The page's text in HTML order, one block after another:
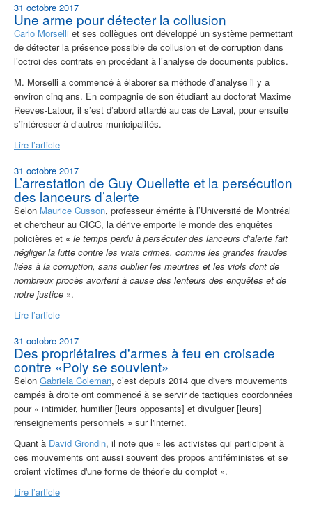
31 octobre 2017
Une arme pour détecter la collusion
Carlo Morselli et ses collègues ont développé un système permettant
de détecter la présence possible de collusion et de corruption dans
l’octroi des contrats en procédant à l’analyse de documents publics.
M. Morselli a commencé à élaborer sa méthode d’analyse il y a
environ cinq ans. En compagnie de son étudiant au doctorat Maxime
Reeves-Latour, il s’est d’abord attardé au cas de Laval, pour ensuite
s’intéresser à d’autres municipalités.
Lire l’article
31 octobre 2017
L’arrestation de Guy Ouellette et la persécution
des lanceurs d’alerte
Selon Maurice Cusson, professeur émérite à l’Université de Montréal
et chercheur au CICC, la dérive emporte le monde des enquêtes
policières et « le temps perdu à persécuter des lanceurs d’alerte fait
négliger la lutte contre les vrais crimes, comme les grandes fraudes
liées à la corruption, sans oublier les meurtres et les viols dont de
nombreux procès avortent à cause des lenteurs des enquêtes et de
notre justice ».
Lire l’article
31 octobre 2017
Des propriétaires d'armes à feu en croisade
contre «Poly se souvient»
Selon Gabriela Coleman, c’est depuis 2014 que divers mouvements
campés à droite ont commencé à se servir de tactiques coordonnées
pour « intimider, humilier [leurs opposants] et divulguer [leurs]
renseignements personnels » sur l'internet.
Quant à David Grondin, il note que « les activistes qui participent à
ces mouvements ont aussi souvent des propos antiféministes et se
croient victimes d'une forme de théorie du complot ».
Lire l’article